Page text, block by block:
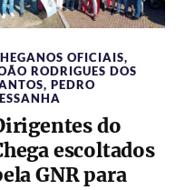
OFICIAIS,
RODRIGUES DOS
,PEDRO
do
escoltados
GNR para